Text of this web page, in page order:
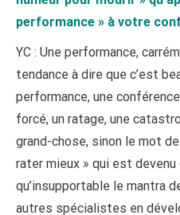
performance » à votre
YC : Une performance,
tendance à dire que c’est
performance, une
forcé, un ratage, une
grand-chose, sinon le mot
rater mieux » qui est
qu’insupportable le mantra
autres spécialistes en